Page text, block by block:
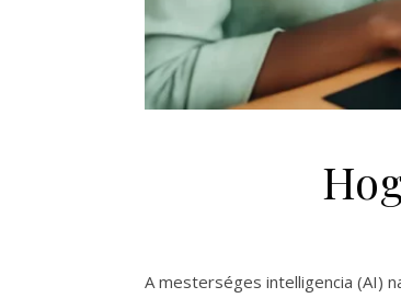
A mesterséges intelligencia (AI)